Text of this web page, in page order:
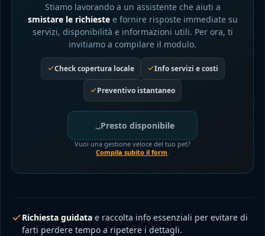
Stiamo lavorando a un assistente che aiuti a
smistare le richiestee fornire risposte immediate su
servizi, disponibilità e informazioni utili. Per ora, ti
invitiamo a compilare il modulo.
Check copertura locale Info servizi e costi
Preventivo istantaneo
Presto disponibile
Vuoi una gestione veloce del tuo pet?
Compila subito il form
Richiesta guidata e raccolta info essenziali per evitare di
farti perdere tempo a ripetere i dettagli.